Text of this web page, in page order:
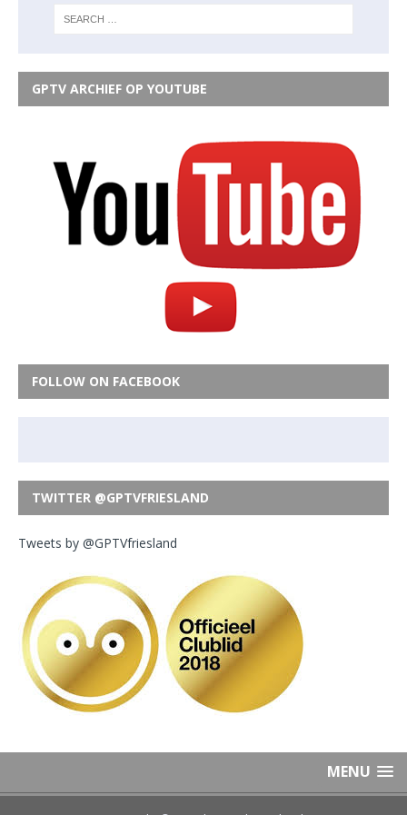
GPTV ARCHIEF OP YOUTUBE
FOLLOW ON FACEBOOK
TWITTER @GPTVFRIESLAND
Tweets by @GPTVfriesland
MENU